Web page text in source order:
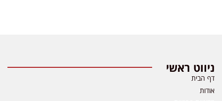
ניווט ראשי
דף הבית
אודות